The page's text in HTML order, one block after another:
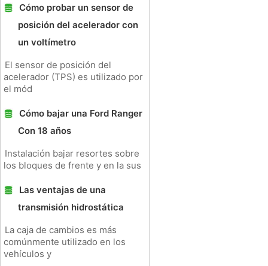
Cómo probar un sensor de
posición del acelerador con
un voltímetro
El sensor de posición del
acelerador (TPS) es utilizado por
el mód
Cómo bajar una Ford Ranger
Con 18 años
Instalación bajar resortes sobre
los bloques de frente y en la sus
Las ventajas de una
transmisión hidrostática
La caja de cambios es más
comúnmente utilizado en los
vehículos y